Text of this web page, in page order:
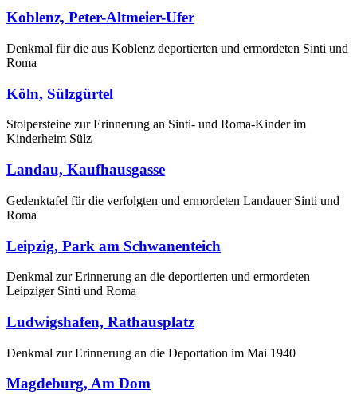
Koblenz, Peter-Altmeier-Ufer
Denkmal für die aus Koblenz deportierten und ermordeten Sinti und
Roma
Köln, Sülzgürtel
Stolpersteine zur Erinnerung an Sinti- und Roma-Kinder im
Kinderheim Sülz
Landau, Kaufhausgasse
Gedenktafel für die verfolgten und ermordeten Landauer Sinti und
Roma
Leipzig, Park am Schwanenteich
Denkmal zur Erinnerung an die deportierten und ermordeten
Leipziger Sinti und Roma
Ludwigshafen, Rathausplatz
Denkmal zur Erinnerung an die Deportation im Mai 1940
Magdeburg, Am Dom